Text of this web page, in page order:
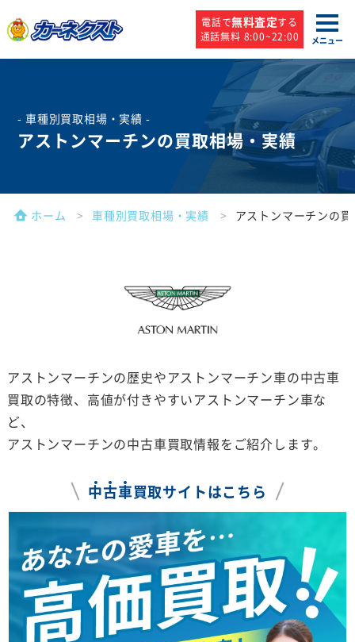
電話で無料査定する
通話無料 8:00~22:00
メニュー
- 車種別買取相場・実績 -
アストンマーチンの買取相場・実績
ホーム 車種別買取相場・実績 アストンマーチンの
アストンマーチンの歴史やアストンマーチン車の中古車
買取の特徴、高値が付きやすいアストンマーチン車な
ど、
アストンマーチンの中古車買取情報をご紹介します。
中古車買取サイトはこちら